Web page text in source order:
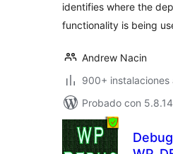
identifies where the
functionality is being
Andrew Nacin
900+ instalaciones
Probado con 5.8.14